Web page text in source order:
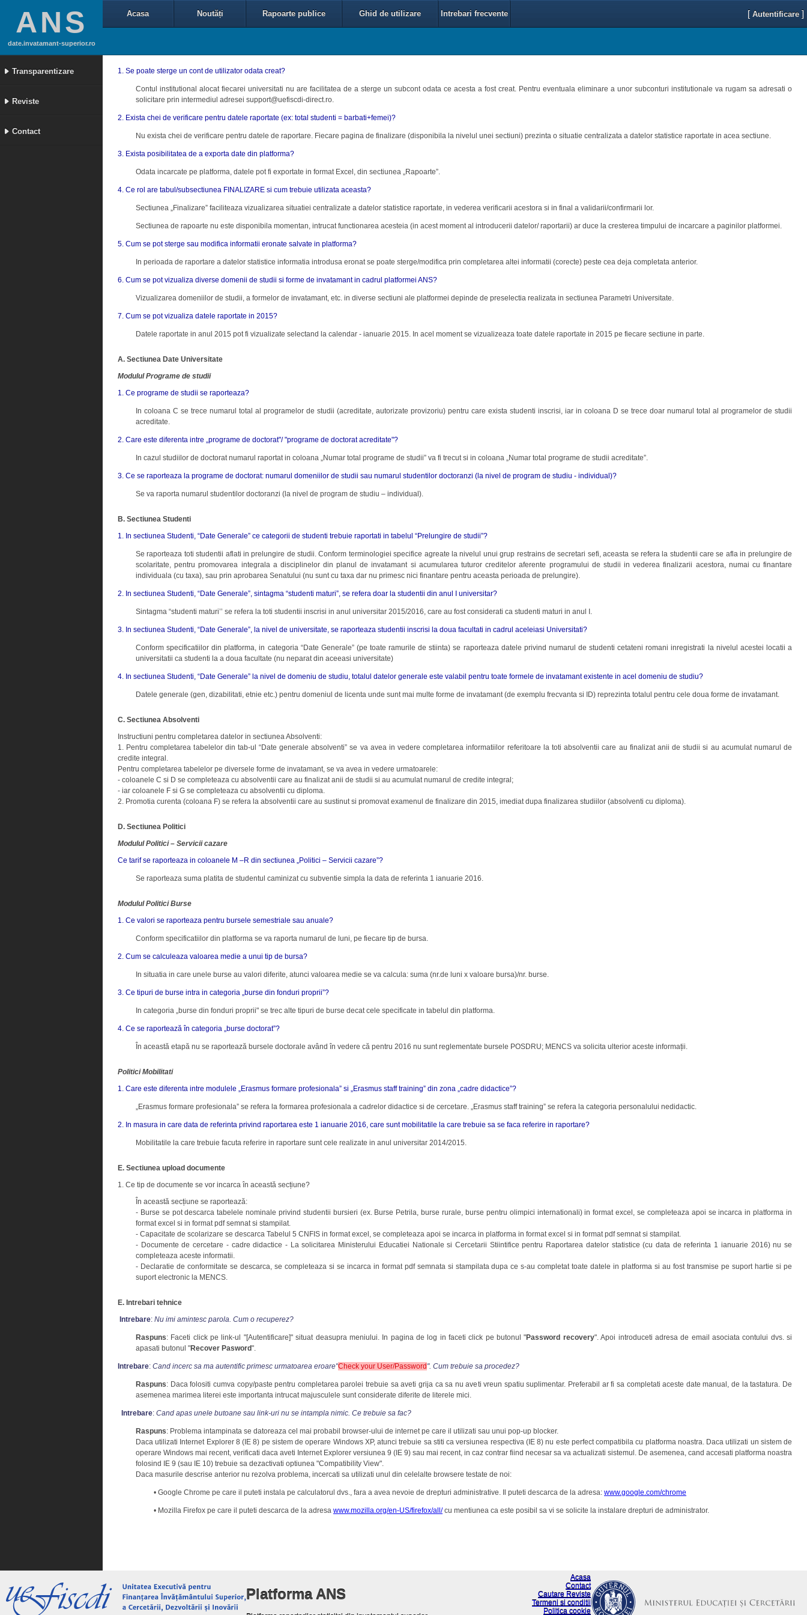
ANS
date.invatamant-superior.ro
Transparentizare
Reviste
Contact
Acasa Noutăți Rapoarte publice Ghid de utilizare Intrebari frecvente [ Autentificare ]
1. Se poate sterge un cont de utilizator odata creat?
Contul institutional alocat fiecarei universitati nu are facilitatea de a sterge un subcont odata ce acesta a fost creat. Pentru eventuala eliminare a unor subconturi institutionale va rugam sa adresati o
solicitare prin intermediul adresei support@uefiscdi-direct.ro.
2. Exista chei de verificare pentru datele raportate (ex: total studenti = barbati+femei)?
Nu exista chei de verificare pentru datele de raportare. Fiecare pagina de finalizare (disponibila la nivelul unei sectiuni) prezinta o situatie centralizata a datelor statistice raportate in acea sectiune.
3. Exista posibilitatea de a exporta date din platforma?
Odata incarcate pe platforma, datele pot fi exportate in format Excel, din sectiunea „Rapoarte”.
4. Ce rol are tabul/subsectiunea FINALIZARE si cum trebuie utilizata aceasta?
Sectiunea „Finalizare” faciliteaza vizualizarea situatiei centralizate a datelor statistice raportate, in vederea verificarii acestora si in final a validarii/confirmarii lor.
Sectiunea de rapoarte nu este disponibila momentan, intrucat functionarea acesteia (in acest moment al introducerii datelor/ raportarii) ar duce la cresterea timpului de incarcare a paginilor platformei.
5. Cum se pot sterge sau modifica informatii eronate salvate in platforma?
In perioada de raportare a datelor statistice informatia introdusa eronat se poate sterge/modifica prin completarea altei informatii (corecte) peste cea deja completata anterior.
6. Cum se pot vizualiza diverse domenii de studii si forme de invatamant in cadrul platformei ANS?
Vizualizarea domeniilor de studii, a formelor de invatamant, etc. in diverse sectiuni ale platformei depinde de preselectia realizata in sectiunea Parametri Universitate.
7. Cum se pot vizualiza datele raportate in 2015?
Datele raportate in anul 2015 pot fi vizualizate selectand la calendar - ianuarie 2015. In acel moment se vizualizeaza toate datele raportate in 2015 pe fiecare sectiune in parte.
A. Sectiunea Date Universitate
Modulul Programe de studii
1. Ce programe de studii se raporteaza?
In coloana C se trece numarul total al programelor de studii (acreditate, autorizate provizoriu) pentru care exista studenti inscrisi, iar in coloana D se trece doar numarul total al programelor de studii
acreditate.
2. Care este diferenta intre „programe de doctorat"/ "programe de doctorat acreditate"?
In cazul studiilor de doctorat numarul raportat in coloana „Numar total programe de studii” va fi trecut si in coloana „Numar total programe de studii acreditate”.
3. Ce se raporteaza la programe de doctorat: numarul domeniilor de studii sau numarul studentilor doctoranzi (la nivel de program de studiu - individual)?
Se va raporta numarul studentilor doctoranzi (la nivel de program de studiu – individual).
B. Sectiunea Studenti
1. In sectiunea Studenti, “Date Generale” ce categorii de studenti trebuie raportati in tabelul “Prelungire de studii”?
Se raporteaza toti studentii aflati in prelungire de studii. Conform terminologiei specifice agreate la nivelul unui grup restrains de secretari sefi, aceasta se refera la studentii care se afla in prelungire de
scolaritate, pentru promovarea integrala a disciplinelor din planul de invatamant si acumularea tuturor creditelor aferente programului de studii in vederea finalizarii acestora, numai cu finantare
individuala (cu taxa), sau prin aprobarea Senatului (nu sunt cu taxa dar nu primesc nici finantare pentru aceasta perioada de prelungire).
2. In sectiunea Studenti, “Date Generale”, sintagma “studenti maturi”, se refera doar la studentii din anul I universitar?
Sintagma “studenti maturi’’ se refera la toti studentii inscrisi in anul universitar 2015/2016, care au fost considerati ca studenti maturi in anul I.
3. In sectiunea Studenti, “Date Generale”, la nivel de universitate, se raporteaza studentii inscrisi la doua facultati in cadrul aceleiasi Universitati?
Conform specificatiilor din platforma, in categoria “Date Generale” (pe toate ramurile de stiinta) se raporteaza datele privind numarul de studenti cetateni romani inregistrati la nivelul acestei locatii a
universitatii ca studenti la a doua facultate (nu neparat din aceeasi universitate)
4. In sectiunea Studenti, “Date Generale” la nivel de domeniu de studiu, totalul datelor generale este valabil pentru toate formele de invatamant existente in acel domeniu de studiu?
Datele generale (gen, dizabilitati, etnie etc.) pentru domeniul de licenta unde sunt mai multe forme de invatamant (de exemplu frecvanta si ID) reprezinta totalul pentru cele doua forme de invatamant.
C. Sectiunea Absolventi
Instructiuni pentru completarea datelor in sectiunea Absolventi:
1. Pentru completarea tabelelor din tab-ul “Date generale absolventi” se va avea in vedere completarea informatiilor referitoare la toti absolventii care au finalizat anii de studii si au acumulat numarul de
credite integral.
Pentru completarea tabelelor pe diversele forme de invatamant, se va avea in vedere urmatoarele:
- coloanele C si D se completeaza cu absolventii care au finalizat anii de studii si au acumulat numarul de credite integral;
- iar coloanele F si G se completeaza cu absolventii cu diploma.
2. Promotia curenta (coloana F) se refera la absolventii care au sustinut si promovat examenul de finalizare din 2015, imediat dupa finalizarea studiilor (absolventi cu diploma).
D. Sectiunea Politici
Modulul Politici – Servicii cazare
Ce tarif se raporteaza in coloanele M –R din sectiunea „Politici – Servicii cazare”?
Se raporteaza suma platita de studentul caminizat cu subventie simpla la data de referinta 1 ianuarie 2016.
Modulul Politici Burse
1. Ce valori se raporteaza pentru bursele semestriale sau anuale?
Conform specificatiilor din platforma se va raporta numarul de luni, pe fiecare tip de bursa.
2. Cum se calculeaza valoarea medie a unui tip de bursa?
In situatia in care unele burse au valori diferite, atunci valoarea medie se va calcula: suma (nr.de luni x valoare bursa)/nr. burse.
3. Ce tipuri de burse intra in categoria „burse din fonduri proprii”?
In categoria „burse din fonduri proprii" se trec alte tipuri de burse decat cele specificate in tabelul din platforma.
4. Ce se raportează în categoria „burse doctorat”?
În această etapă nu se raportează bursele doctorale având în vedere că pentru 2016 nu sunt reglementate bursele POSDRU; MENCS va solicita ulterior aceste informații.
Politici Mobilitati
1. Care este diferenta intre modulele „Erasmus formare profesionala” si „Erasmus staff training” din zona „cadre didactice”?
„Erasmus formare profesionala” se refera la formarea profesionala a cadrelor didactice si de cercetare. „Erasmus staff training” se refera la categoria personalului nedidactic.
2. In masura in care data de referinta privind raportarea este 1 ianuarie 2016, care sunt mobilitatile la care trebuie sa se faca referire in raportare?
Mobilitatile la care trebuie facuta referire in raportare sunt cele realizate in anul universitar 2014/2015.
E. Sectiunea upload documente
1. Ce tip de documente se vor incarca în această secțiune?
În această secțiune se raportează:
- Burse se pot descarca tabelele nominale privind studentii bursieri (ex. Burse Petrila, burse rurale, burse pentru olimpici internationali) in format excel, se completeaza apoi se incarca in platforma in
format excel si in format pdf semnat si stampilat.
- Capacitate de scolarizare se descarca Tabelul 5 CNFIS in format excel, se completeaza apoi se incarca in platforma in format excel si in format pdf semnat si stampilat.
- Documente de cercetare - cadre didactice - La solicitarea Ministerului Educatiei Nationale si Cercetarii Stiintifice pentru Raportarea datelor statistice (cu data de referinta 1 ianuarie 2016) nu se
completeaza aceste informatii.
- Declaratie de conformitate se descarca, se completeaza si se incarca in format pdf semnata si stampilata dupa ce s-au completat toate datele in platforma si au fost transmise pe suport hartie si pe
suport electronic la MENCS.
E. Intrebari tehnice
Intrebare: Nu imi amintesc parola. Cum o recuperez?
Raspuns: Faceti click pe link-ul "[Autentificare]" situat deasupra meniului. In pagina de log in faceti click pe butonul "Password recovery". Apoi introduceti adresa de email asociata contului dvs. si
apasati butonul "Recover Pasword".
Intrebare: Cand incerc sa ma autentific primesc urmatoarea eroare"Check your User/Password ". Cum trebuie sa procedez?
Raspuns: Daca folositi cumva copy/paste pentru completarea parolei trebuie sa aveti grija ca sa nu aveti vreun spatiu suplimentar. Preferabil ar fi sa completati aceste date manual, de la tastatura. De
asemenea marimea literei este importanta intrucat majusculele sunt considerate diferite de literele mici.
Intrebare: Cand apas unele butoane sau link-uri nu se intampla nimic. Ce trebuie sa fac?
Raspuns: Problema intampinata se datoreaza cel mai probabil browser-ului de internet pe care il utilizati sau unui pop-up blocker.
Daca utilizati Internet Explorer 8 (IE 8) pe sistem de operare Windows XP, atunci trebuie sa stiti ca versiunea respectiva (IE 8) nu este perfect compatibila cu platforma noastra. Daca utilizati un sistem de
operare Windows mai recent, verificati daca aveti Internet Explorer versiunea 9 (IE 9) sau mai recent, in caz contrar fiind necesar sa va actualizati sistemul. De asemenea, cand accesati platforma noastra
folosind IE 9 (sau IE 10) trebuie sa dezactivati optiunea "Compatibility View".
Daca masurile descrise anterior nu rezolva problema, incercati sa utilizati unul din celelalte browsere testate de noi:
• Google Chrome pe care il puteti instala pe calculatorul dvs., fara a avea nevoie de drepturi administrative. Il puteti descarca de la adresa: www.google.com/chrome
• Mozilla Firefox pe care il puteti descarca de la adresa www.mozilla.org/en-US/firefox/all/cu mentiunea ca este posibil sa vi se solicite la instalare drepturi de administrator.
Platforma ANS
Acasa
Contact
Cautare Reviste
Termeni si conditii
Politica cookie